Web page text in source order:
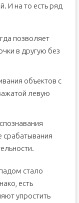
И на то есть ряд
позволяет
в другую без
объектов с
левую
срабатывания
стало
есть
упростить